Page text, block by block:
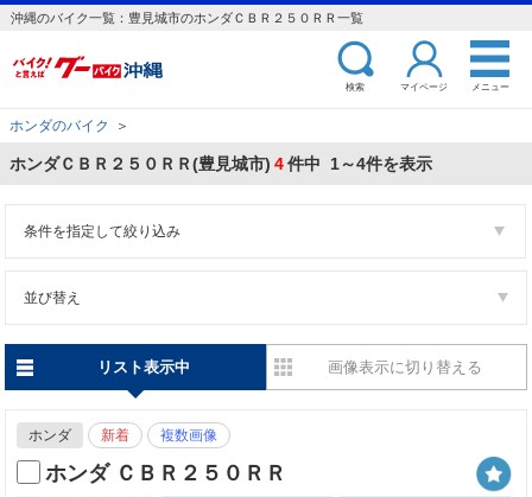
沖縄のバイク一覧：豊見城市のホンダＣＢＲ２５０ＲＲ一覧
検索 マイページ メニュー
ホンダのバイク ＞
ホンダＣＢＲ２５０ＲＲ(豊見城市) 4件中 1～4件を表示
条件を指定して絞り込み
並び替え
リスト表示中 画像表示に切り替える
ホンダ 新着 複数画像
ホンダ ＣＢＲ２５０ＲＲ